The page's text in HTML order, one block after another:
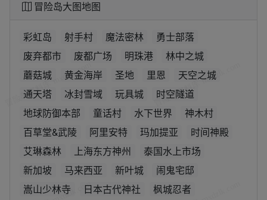
冒险岛大图地图
彩虹岛 射手村 魔法密林
勇士部落
废弃都市
废都广场 明珠港
林中之城
蘑菇城
黄金海岸 圣地 里恩
天空之城
通天塔
冰封雪域 玩具城
时空隧道
地球防御本部
童话村 水下世界
神木村
百草堂&武陵
阿里安特 玛加提亚
时间神殿
艾琳森林
上海东方神州
泰国水上市场
新加坡
马来西亚 新叶城
闹鬼宅邸
嵩山少林寺
日本古代神社 枫城忍者